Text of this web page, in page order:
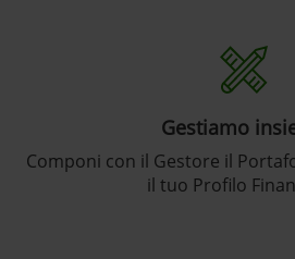
Gestiamo
Componi con il Gestore il
il tuo Profilo